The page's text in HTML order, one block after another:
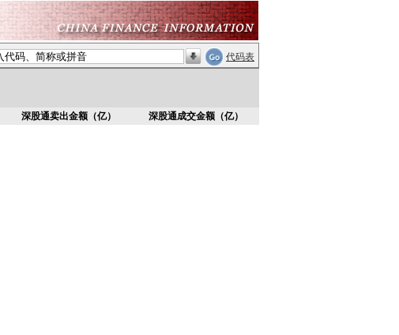
代码表
深股通卖出金额（亿） 深股通成交金额（亿）